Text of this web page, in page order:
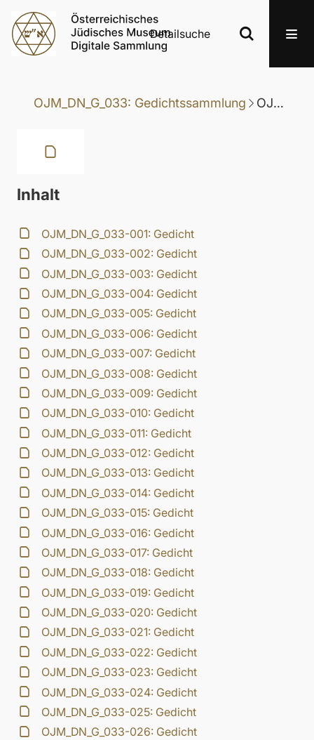
Detailsuche
OJM_DN_G_033: Gedichtssammlung OJM_DN_G_033-012: Gedicht
Inhalt
OJM_DN_G_033-001: Gedicht
OJM_DN_G_033-002: Gedicht
OJM_DN_G_033-003: Gedicht
OJM_DN_G_033-004: Gedicht
OJM_DN_G_033-005: Gedicht
OJM_DN_G_033-006: Gedicht
OJM_DN_G_033-007: Gedicht
OJM_DN_G_033-008: Gedicht
OJM_DN_G_033-009: Gedicht
OJM_DN_G_033-010: Gedicht
OJM_DN_G_033-011: Gedicht
OJM_DN_G_033-012: Gedicht
OJM_DN_G_033-013: Gedicht
OJM_DN_G_033-014: Gedicht
OJM_DN_G_033-015: Gedicht
OJM_DN_G_033-016: Gedicht
OJM_DN_G_033-017: Gedicht
OJM_DN_G_033-018: Gedicht
OJM_DN_G_033-019: Gedicht
OJM_DN_G_033-020: Gedicht
OJM_DN_G_033-021: Gedicht
OJM_DN_G_033-022: Gedicht
OJM_DN_G_033-023: Gedicht
OJM_DN_G_033-024: Gedicht
OJM_DN_G_033-025: Gedicht
OJM_DN_G_033-026: Gedicht